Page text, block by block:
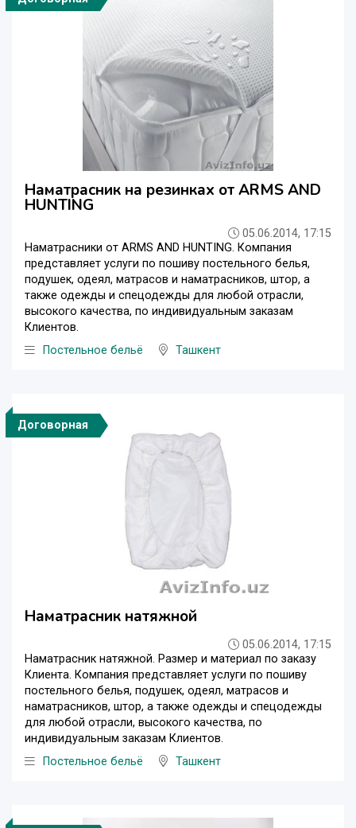
Наматрасник на резинках от ARMS AND
HUNTING
05.06.2014, 17:15
Наматрасники от ARMS AND HUNTING. Компания
представляет услуги по пошиву постельного белья,
подушек, одеял, матрасов и наматрасников, штор, а
также одежды и спецодежды для любой отрасли,
высокого качества, по индивидуальным заказам
Клиентов.
Постельное бельё
Ташкент
Договорная
Наматрасник натяжной
05.06.2014, 17:15
Наматрасник натяжной. Размер и материал по заказу
Клиента. Компания представляет услуги по пошиву
постельного белья, подушек, одеял, матрасов и
наматрасников, штор, а также одежды и спецодежды
для любой отрасли, высокого качества, по
индивидуальным заказам Клиентов.
Постельное бельё
Ташкент